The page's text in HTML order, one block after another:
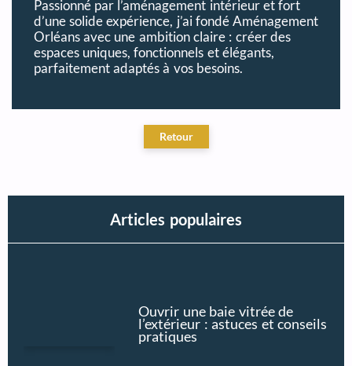
Passionné par l’aménagement intérieur et fort
d’une solide expérience, j’ai fondé Aménagement
Orléans avec une ambition claire : créer des
espaces uniques, fonctionnels et élégants,
parfaitement adaptés à vos besoins.
Articles populaires
Ouvrir une baie vitrée de
l’extérieur : astuces et conseils
pratiques